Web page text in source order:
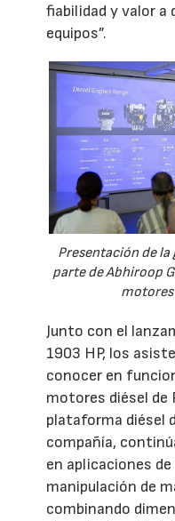
fiabilidad y valor a
equipos”.
Presentación de
parte de Abhiroop
motores
Junto con el
1903 HP, los
conocer en
motores diésel de
plataforma diésel
compañía,
en aplicaciones
manipulación de
combinando